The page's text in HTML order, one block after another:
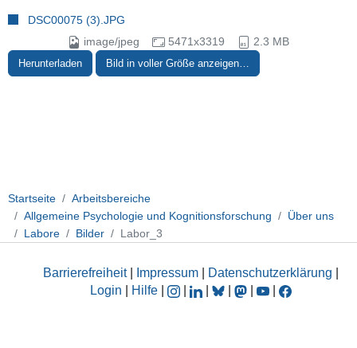
DSC00075 (3).JPG
image/jpeg
5471x3319 2.3 MB
Herunterladen Bild in voller Größe anzeigen…
Startseite
Arbeitsbereiche
Allgemeine Psychologie und Kognitionsforschung
Über uns
Labore
Bilder Labor_3
Barrierefreiheit| Impressum Datenschutzerklärung
Login
Hilfe